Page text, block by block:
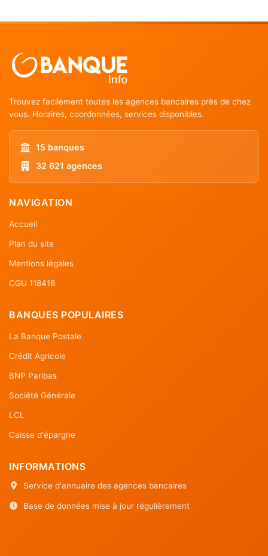
Trouvez facilement toutes les agences bancaires près de chez
vous. Horaires, coordonnées, services disponibles.
15 banques
32 621 agences
NAVIGATION
Accueil
Plan du site
Mentions légales
CGU 118418
BANQUES POPULAIRES
La Banque Postale
Crédit Agricole
BNP Paribas
Société Générale
LCL
Caisse d'épargne
INFORMATIONS
Service d'annuaire des agences bancaires
Base de données mise à jour régulièrement